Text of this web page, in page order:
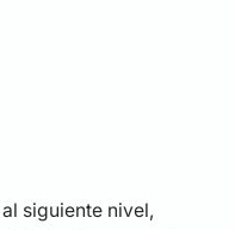
siguiente nivel,